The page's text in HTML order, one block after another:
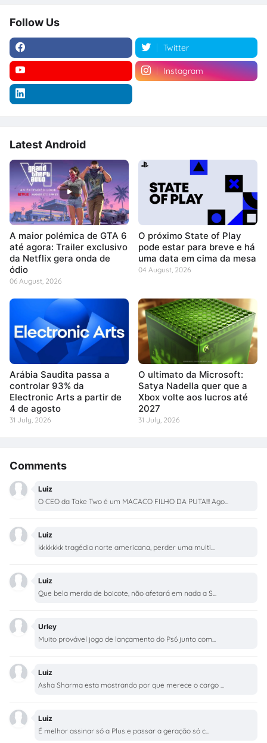
Follow Us
Twitter
Instagram
Latest Android
A maior polémica de GTA 6
até agora: Trailer exclusivo
da Netflix gera onda de
ódio
06 August, 2026
O próximo State of Play
pode estar para breve e há
uma data em cima da mesa
04 August, 2026
Arábia Saudita passa a
controlar 93% da
Electronic Arts a partir de
4 de agosto
31 July, 2026
O ultimato da Microsoft:
Satya Nadella quer que a
Xbox volte aos lucros até
2027
31 July, 2026
Comments
Luiz
O CEO da Take Two é um MACACO FILHO DA PUTA!!! Ago...
Luiz
kkkkkkk tragédia norte americana, perder uma multi...
Luiz
Que bela merda de boicote, não afetará em nada a S...
Urley
Muito provável jogo de lançamento do Ps6 junto com...
Luiz
Asha Sharma esta mostrando por que merece o cargo ...
Luiz
É melhor assinar só a Plus e passar a geração só c...